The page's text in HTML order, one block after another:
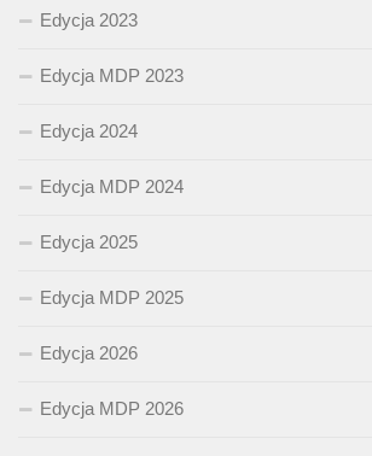
Edycja 2023
Edycja MDP 2023
Edycja 2024
Edycja MDP 2024
Edycja 2025
Edycja MDP 2025
Edycja 2026
Edycja MDP 2026